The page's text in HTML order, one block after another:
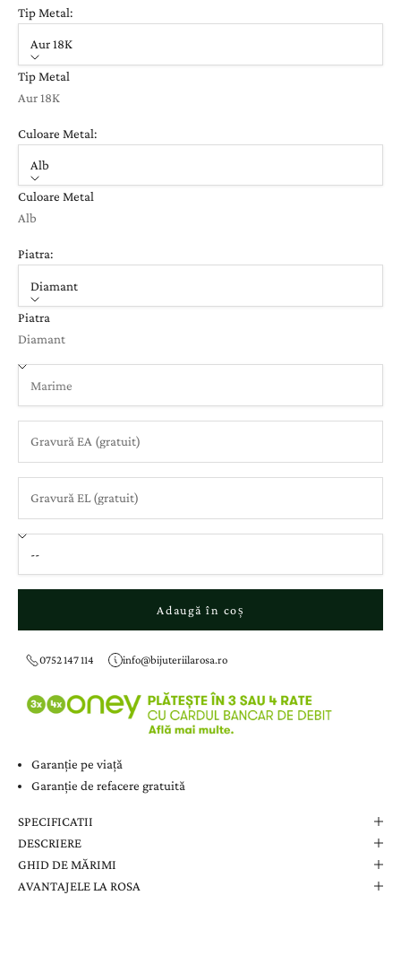
Tip Metal:
Aur 18K
Tip Metal
Aur 18K
Culoare Metal:
Alb
Culoare Metal
Alb
Piatra:
Diamant
Piatra
Diamant
Adaugă în coș
0752 147 114 info@bijuteriilarosa.ro
Garanție pe viață
Garanție de refacere gratuită
SPECIFICATII
DESCRIERE
GHID DE MĂRIMI
AVANTAJELE LA ROSA